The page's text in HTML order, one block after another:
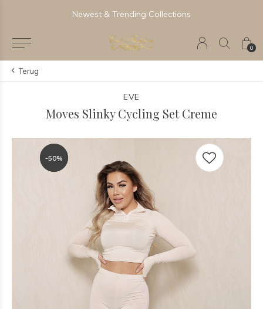
0
Newest & Trending Collections
Terug
EVE
Moves Slinky Cycling Set Creme
-50%
-50%